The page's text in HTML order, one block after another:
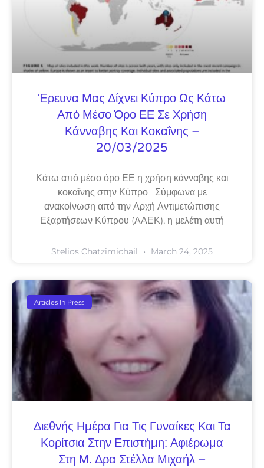
Έρευνα Μας Δίχνει Κύπρο Ως Κάτω
Από Μέσο Όρο ΕΕ Σε Χρήση
Κάνναβης Και Κοκαΐνης –
20/03/2025
Κάτω από μέσο όρο ΕΕ η χρήση κάνναβης και
κοκαΐνης στην Κύπρο Σύμφωνα με
ανακοίνωση από την Αρχή Αντιμετώπισης
Εξαρτήσεων Κύπρου (ΑΑΕΚ), η μελέτη αυτή
Stelios Chatzimichail March 24, 2025
Articles In Press
Διεθνής Ημέρα Για Τις Γυναίκες Και Τα
Κορίτσια Στην Επιστήμη: Αφιέρωμα
Στη Μ. Δρα Στέλλα Μιχαήλ –